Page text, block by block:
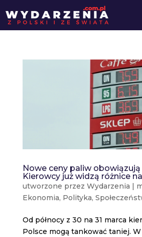
Nowe ceny paliw obowiązują
Kierowcy już widzą różnice
utworzone przez Wydarzenia |
Ekonomia, Polityka,
Od północy z 30 na 31 marca
Polsce mogą tankować taniej. W